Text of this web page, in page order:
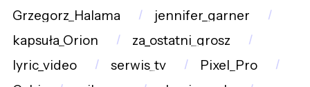
Grzegorz_Halama
jennifer_garner
kapsuła_Orion
za_ostatni_grosz
lyric_video
serwis_tv
Pixel_Pro